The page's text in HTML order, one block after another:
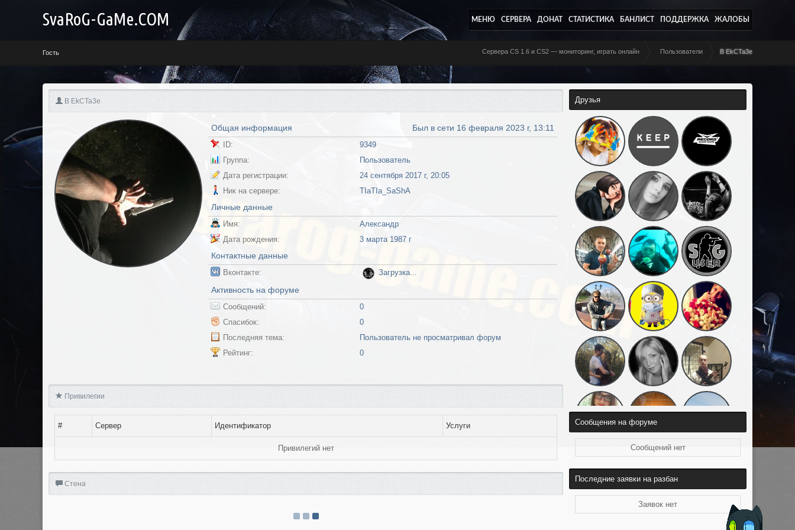
SvaRoG-GaMe.COM МЕНЮ СЕРВЕРА ДОНАТ СТАТИСТИКА БАНЛИСТ ПОДДЕРЖКА ЖАЛОБЫ
Профиль {value}
Гость Сервера CS 1.6 и CS2 — мониторинг, играть онлайн Пользователи B EkCTa3e
B EkCTa3e
Общая информация Был в сети 16 февраля 2023 г, 13:11
ID:
9349
Группа:
Пользователь
Дата регистрации:
24 сентября 2017 г, 20:05
Ник на сервере:
TIaTIa_SaShA
Личные данные
Имя:
Александр
Дата рождения:
3 марта 1987 г
Контактные данные
Вконтакте: Загрузка...
Активность на форуме
Сообщений:
0
Спасибок:
0
Последняя тема:
Пользователь не просматривал форум
Рейтинг:
0
Привилегии
# Сервер Идентификатор Услуги
Привилегий нет
Стена
Друзья
Сообщения на форуме
Сообщений нет
Последние заявки на разбан
Заявок нет